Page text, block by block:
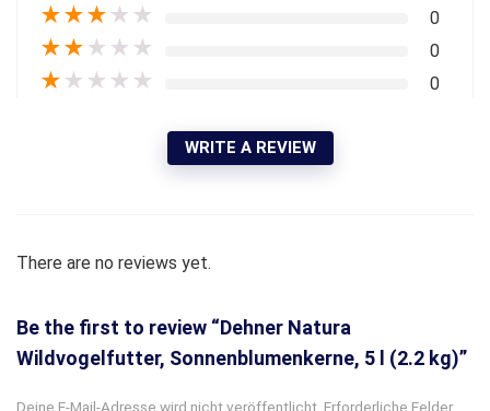
★★★ ★ ★ 0
★★ ★ ★ ★ 0
★ ★ ★ ★ ★ 0
WRITE A REVIEW
There are no reviews yet.
Be the first to review “Dehner Natura
Wildvogelfutter, Sonnenblumenkerne, 5 l (2.2 kg)”
Deine E-Mail-Adresse wird nicht veröffentlicht. Erforderliche Felder